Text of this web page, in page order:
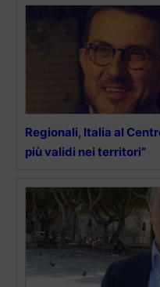
Regionali, Italia al
più validi nei territori”